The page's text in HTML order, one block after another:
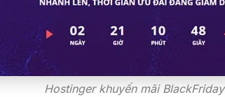
Hostinger khuyến mãi BlackFriday